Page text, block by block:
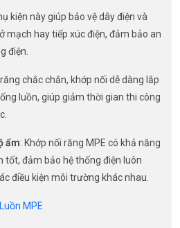
kiện này giúp bảo vệ dây điện và
mạch hay tiếp xúc điện, đảm bảo an
điện.
chắc chắn, khớp nối dễ dàng lắp
luồn, giúp giảm thời gian thi công
ẩm: Khớp nối răng MPE có khả năng
tốt, đảm bảo hệ thống điện luôn
điều kiện môi trường khác nhau.
MPE